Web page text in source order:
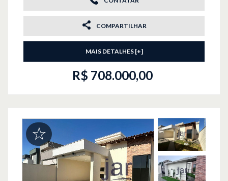
COMPARTILHAR
MAIS DETALHES [+]
R$ 708.000,00